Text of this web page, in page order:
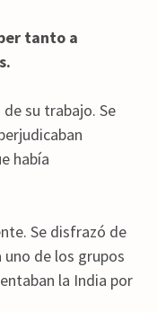
tanto a
su trabajo. Se
había
Se disfrazó de
uno de los grupos
la India por